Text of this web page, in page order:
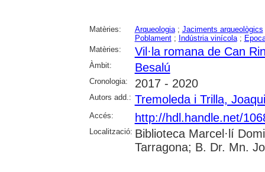
Matèries: Arqueologia; Jaciments arqueològics
Poblament; Indústria vinícola;
Matèries:
Vil·la romana de Can
Àmbit: Besalú
Cronologia: 2017 - 2020
Autors add.: Tremoleda i Trilla,
Accés: http://hdl.handle.net/
Localització: Biblioteca Marcel·lí
Tarragona; B. Dr. Mn.